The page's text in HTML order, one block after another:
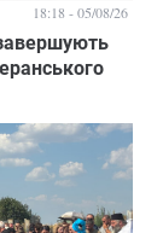
18:18 - 05/08/26